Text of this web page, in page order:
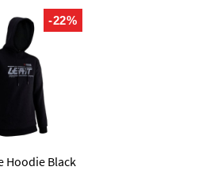
-22%
Hoodie Black